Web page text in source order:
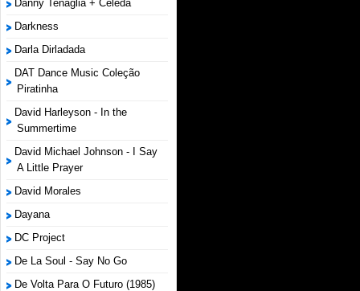
Danny Tenaglia + Celeda
Darkness
Darla Dirladada
DAT Dance Music Coleção
Piratinha
David Harleyson - In the
Summertime
David Michael Johnson - I Say
A Little Prayer
David Morales
Dayana
DC Project
De La Soul - Say No Go
De Volta Para O Futuro (1985)